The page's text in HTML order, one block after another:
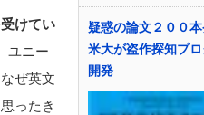
受けてい
ユニー
なぜ英文
ったき
疑惑の論文２００
米大が盗作探知プ
開発